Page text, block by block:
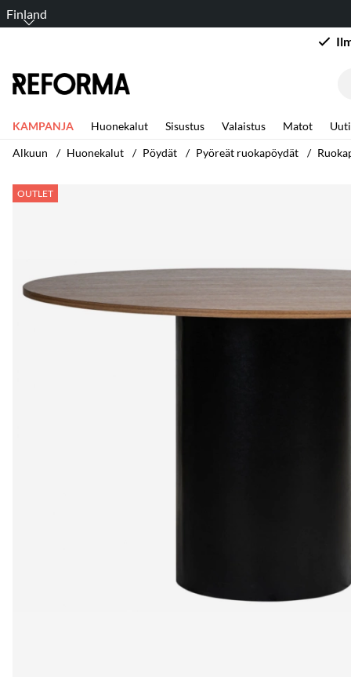
Finland
KAMPANJA Huonekalut Sisustus Valaistus Matot
Alkuun
Huonekalut Pöydät Pyöreät ruokapöydät
OUTLET
Tuotekuvat Ruokapöytä 'Rounded' Pyöreä 120cm - Pähkinä